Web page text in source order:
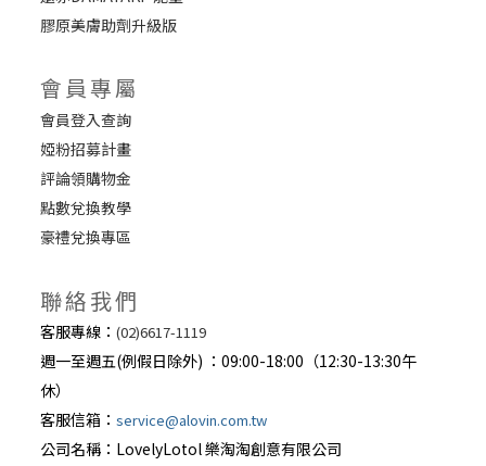
膠原美膚助劑升級版
會員專屬
會員登入查詢
婭粉招募計畫
評論領購物金
點數兌換教學
豪禮兌換專區
聯絡我們
客服專線： (02)6617-1119
週一至週五(例假日除外) ：09:00-18:00（12:30-13:30午
休）
客服信箱： service@alovin.com.tw
公司名稱：LovelyLotol 樂淘淘創意有限公司